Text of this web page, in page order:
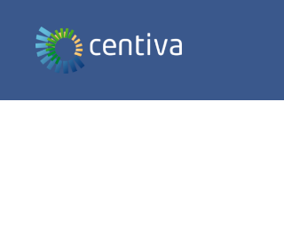
contenido